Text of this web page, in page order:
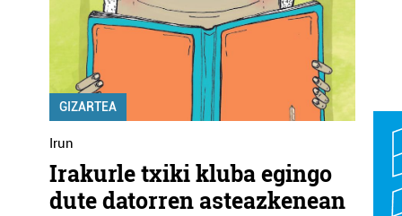
GIZARTEA
Irun
Irakurle txiki kluba egingo
dute datorren asteazkenean